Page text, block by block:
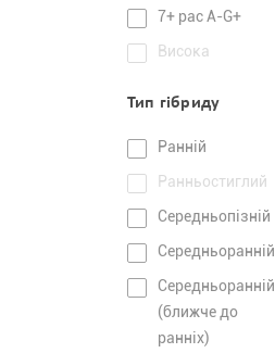
7+ рас A-G+
Висока
Тип гібриду
Ранній
Ранньостиглий
Середньопізній
Середньоранній
Середньоранній
(ближче до
ранніх)